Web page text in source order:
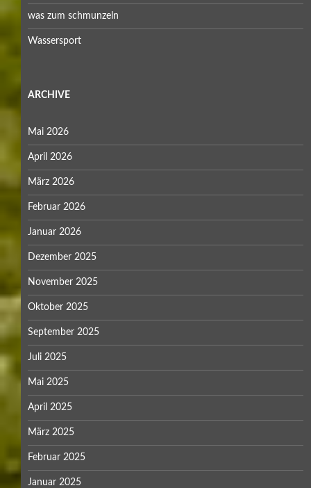
was zum schmunzeln
Wassersport
ARCHIVE
Mai 2026
April 2026
März 2026
Februar 2026
Januar 2026
Dezember 2025
November 2025
Oktober 2025
September 2025
Juli 2025
Mai 2025
April 2025
März 2025
Februar 2025
Januar 2025